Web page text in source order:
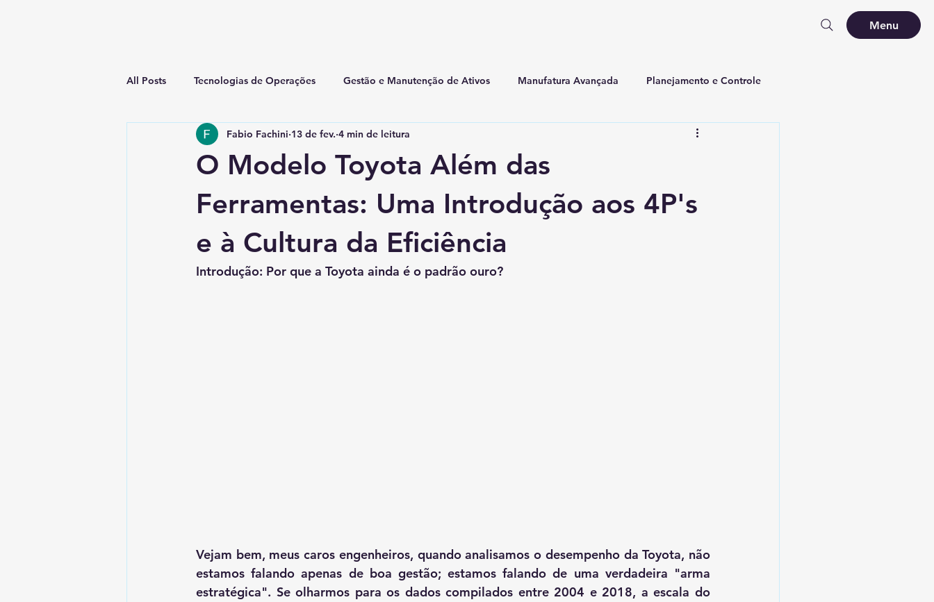
Menu
All Posts Tecnologias de Operações Gestão e Manutenção de Ativos Manufatura Avançada Planejamento e Controle
O Modelo Toyota Além das
Ferramentas: Uma Introdução aos 4P's
e à Cultura da Eficiência
Fabio Fachini 13 de fev. 4 min de leitura
Introdução: Por que a Toyota ainda é o padrão ouro?
Vejam bem, meus caros engenheiros, quando analisamos o desempenho da Toyota, não
estamos falando apenas de boa gestão; estamos falando de uma verdadeira "arma
estratégica". Se olharmos para os dados compilados entre 2004 e 2018, a escala do